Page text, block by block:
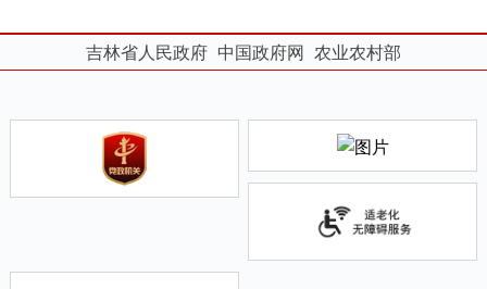
吉林省人民政府 中国政府网 农业农村部